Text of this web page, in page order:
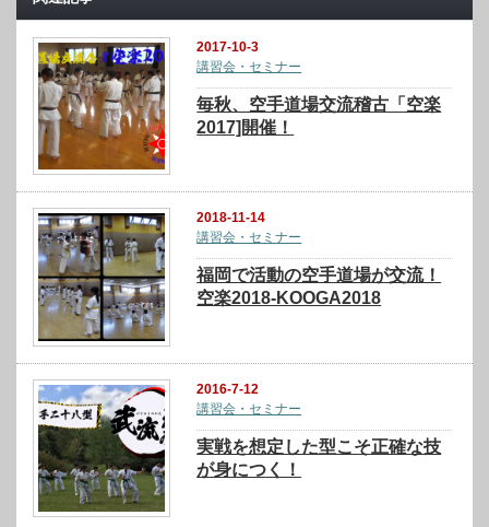
2017-10-3
講習会・セミナー
毎秋、空手道場交流稽古「空楽
2017]開催！
2018-11-14
講習会・セミナー
福岡で活動の空手道場が交流！
空楽2018-KOOGA2018
2016-7-12
講習会・セミナー
実戦を想定した型こそ正確な技
が身につく！